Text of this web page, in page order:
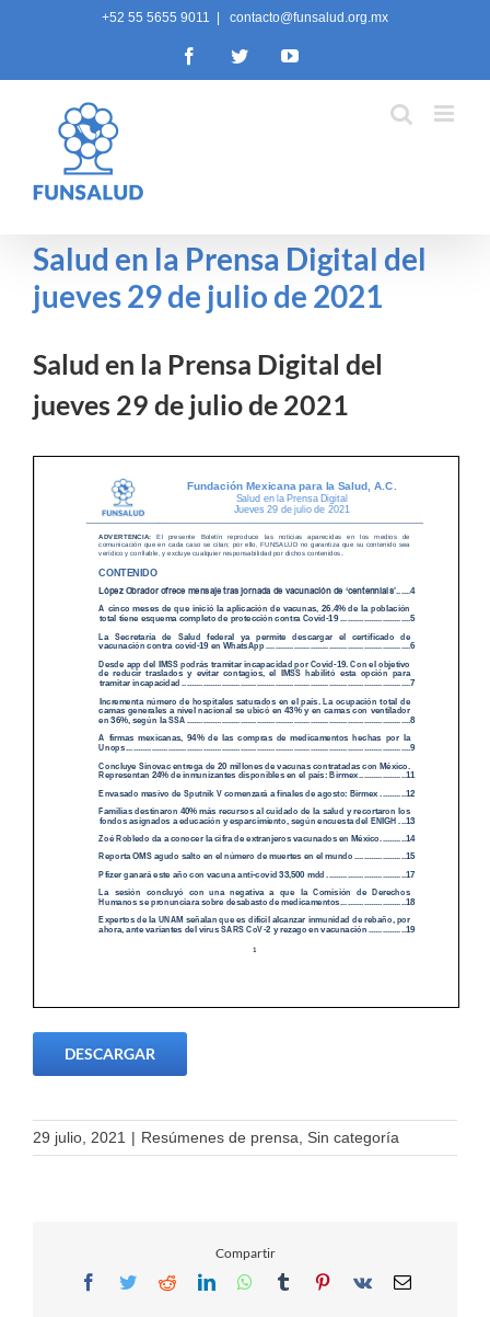
+52 55 5655 9011 contacto@funsalud.org.mx
FacebookTwitterYouTube
Salud en la Prensa Digital del
jueves 29 de julio de 2021
Salud en la Prensa Digital del
jueves 29 de julio de 2021
DESCARGAR
29 julio, 2021 | Resúmenes de prensa, Sin categoría
Compartir
Facebook
TwitterRedditLinkedInWhatsApp
TumblrPinterest
Vk Email